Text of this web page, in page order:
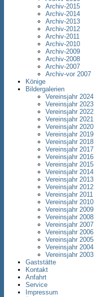
Archiv-2015
Archiv-2014
Archiv-2013
Archiv-2012
Archiv-2011
Archiv-2010
Archiv-2009
Archiv-2008
Archiv-2007
Archiv-vor 2007
Könige
Bildergalerien
Vereinsjahr 2024
Vereinsjahr 2023
Vereinsjahr 2022
Vereinsjahr 2021
Vereinsjahr 2020
Vereinsjahr 2019
Vereinsjahr 2018
Vereinsjahr 2017
Vereinsjahr 2016
Vereinsjahr 2015
Vereinsjahr 2014
Vereinsjahr 2013
Vereinsjahr 2012
Vereinsjahr 2011
Vereinsjahr 2010
Vereinsjahr 2009
Vereinsjahr 2008
Vereinsjahr 2007
Vereinsjahr 2006
Vereinsjahr 2005
Vereinsjahr 2004
Vereinsjahr 2003
Gaststätte
Kontakt
Anfahrt
Service
Impressum